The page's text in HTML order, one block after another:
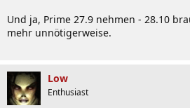
Und ja, Prime 27.9 nehmen - 28.10
mehr unnötigerweise.
Low
Enthusiast